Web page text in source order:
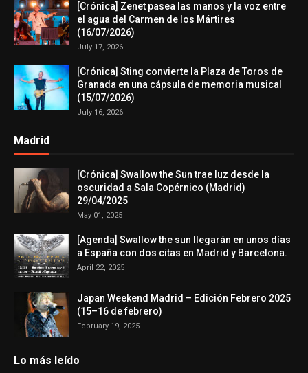
[Crónica] Zenet pasea las manos y la voz entre
el agua del Carmen de los Mártires
(16/07/2026)
July 17, 2026
[Crónica] Sting convierte la Plaza de Toros de
Granada en una cápsula de memoria musical
(15/07/2026)
July 16, 2026
Madrid
[Crónica] Swallow the Sun trae luz desde la
oscuridad a Sala Copérnico (Madrid)
29/04/2025
May 01, 2025
[Agenda] Swallow the sun llegarán en unos días
a España con dos citas en Madrid y Barcelona.
April 22, 2025
Japan Weekend Madrid – Edición Febrero 2025
(15–16 de febrero)
February 19, 2025
Lo más leído